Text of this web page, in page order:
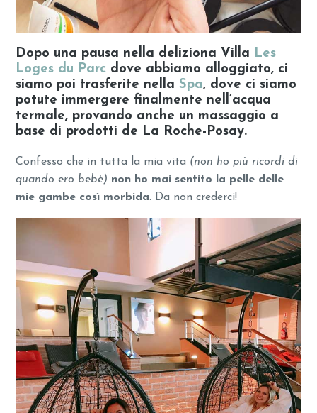
Dopo una pausa nella deliziona Villa Les
Loges du Parc dove abbiamo alloggiato, ci
siamo poi trasferite nellaSpa, dove ci siamo
potute immergere finalmente nell’acqua
termale, provando anche un massaggio a
base di prodotti de La Roche-Posay.
Confesso che in tutta la mia vita (non ho più ricordi di
quando ero bebè) non ho mai sentito la pelle delle
mie gambe così morbida. Da non crederci!